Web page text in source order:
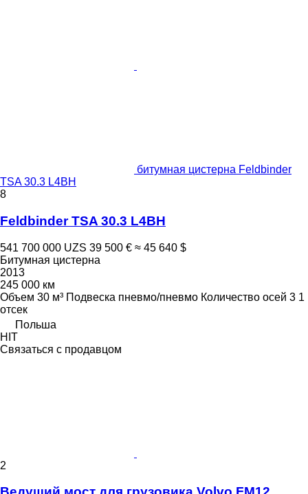
битумная цистерна Feldbinder
TSA 30.3 L4BH
8
Feldbinder TSA 30.3 L4BH
541 700 000 UZS 39 500 € ≈ 45 640 $
Битумная цистерна
2013
245 000 км
Объем 30 м³ Подвеска пневмо/пневмо Количество осей 3 1
отсек
Польша
HIT
Связаться с продавцом
2